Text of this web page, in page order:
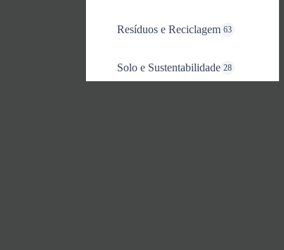
Resíduos e Reciclagem 63
Solo e Sustentabilidade 28